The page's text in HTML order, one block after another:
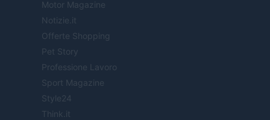
Motor Magazine
Notizie.it
Offerte Shopping
Pet Story
Professione Lavoro
Sport Magazine
Style24
Think.it